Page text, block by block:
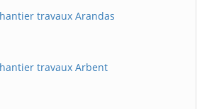
travaux Arandas
travaux Arbent